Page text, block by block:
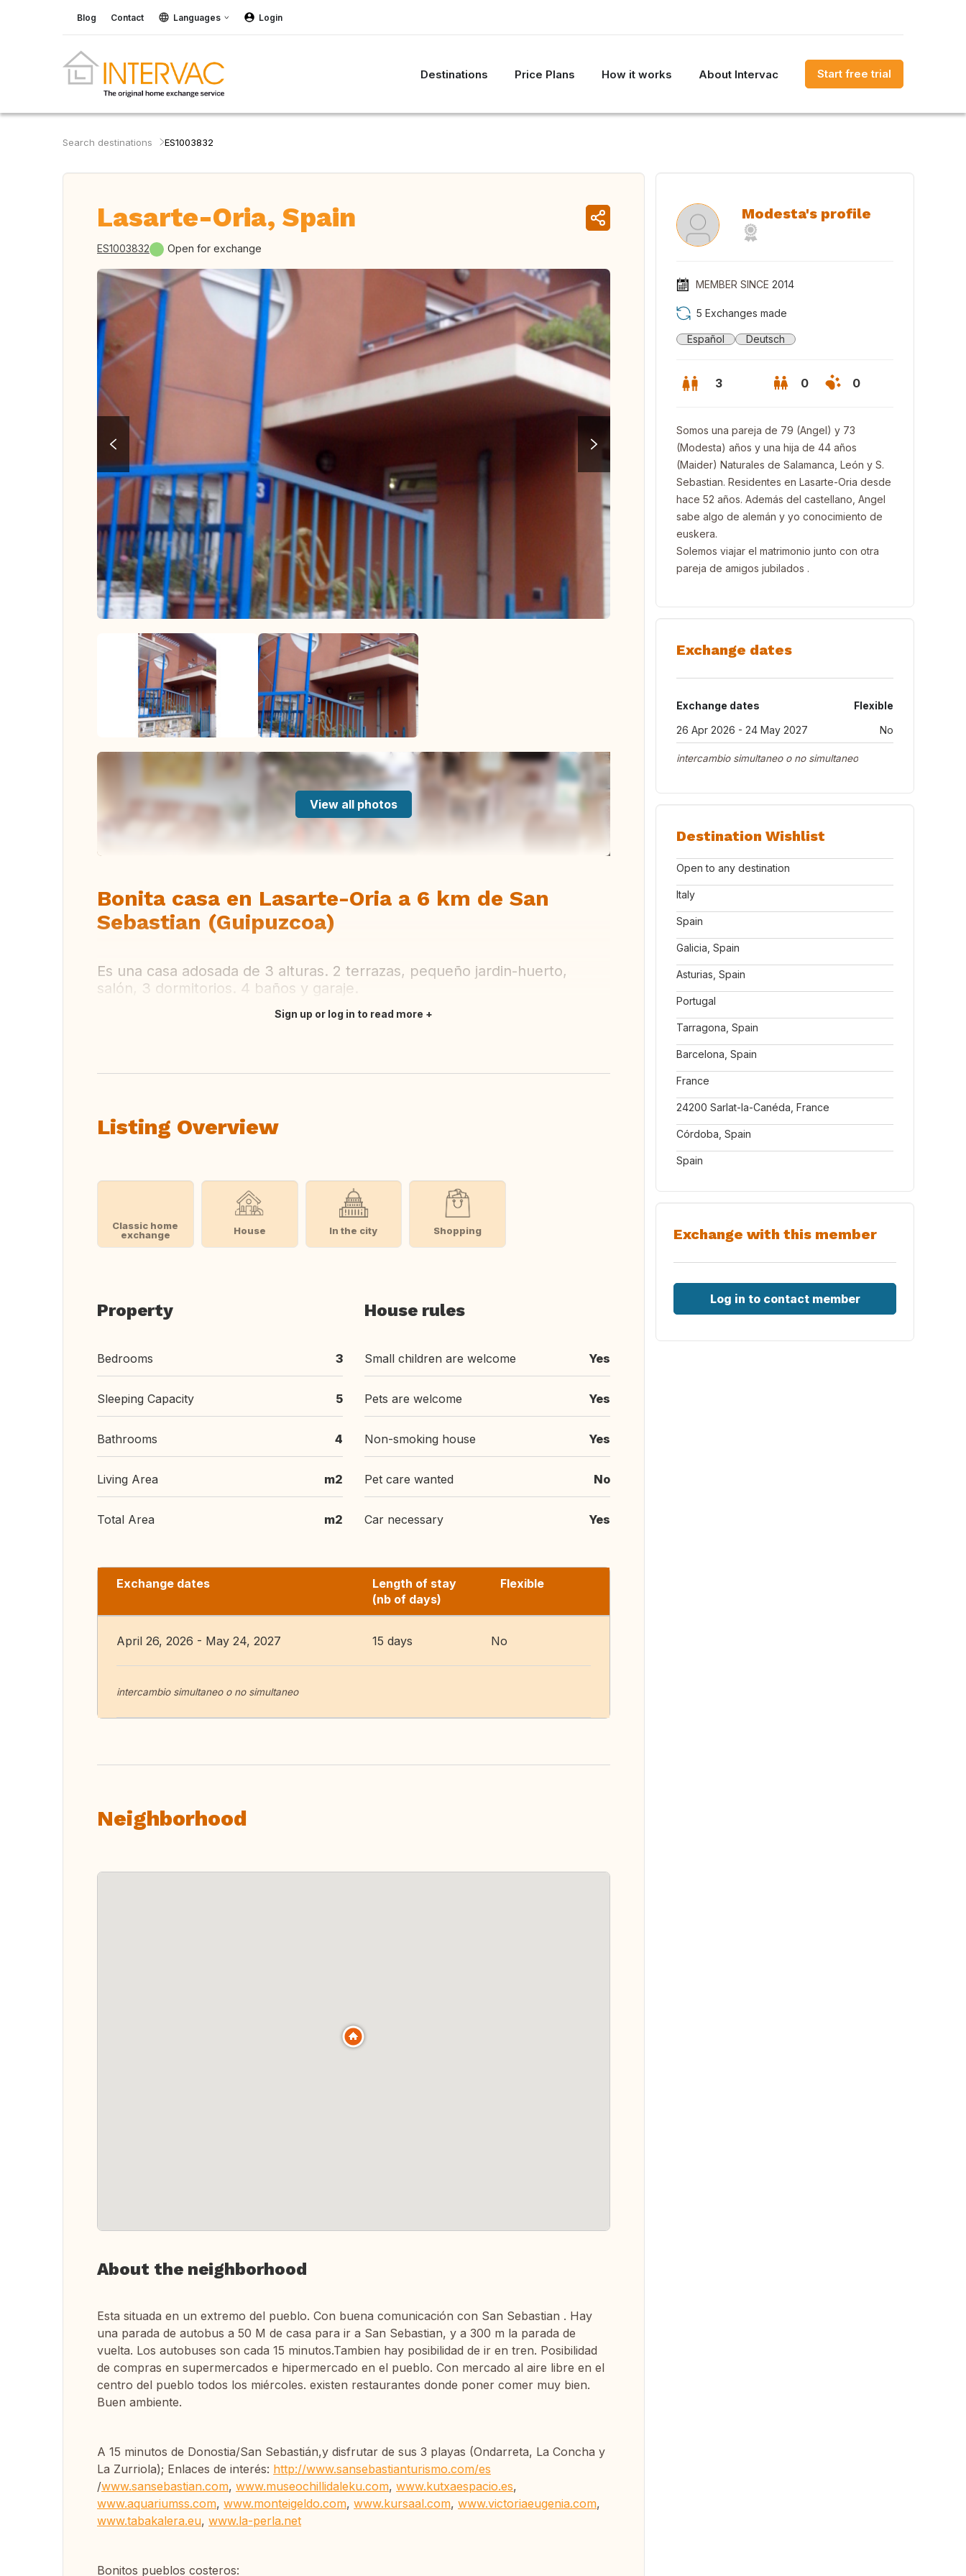
Blog Contact Languages Login
Destinations Price Plans How it works About Intervac Start free trial
Search destinations ES1003832
Lasarte-Oria, Spain
ES1003832 Open for exchange
View all photos
Bonita casa en Lasarte-Oria a 6 km de San
Sebastian (Guipuzcoa)
Es una casa adosada de 3 alturas. 2 terrazas, pequeño jardin-huerto,
salón, 3 dormitorios. 4 baños y garaje.
Sign up or log in to read more
Listing Overview
Classic home
exchange
House In the city Shopping
Property
Bedrooms 3
Sleeping Capacity 5
Bathrooms 4
Living Area m2
Total Area m2
House rules
Small children are welcome Yes
Pets are welcome Yes
Non-smoking house Yes
Pet care wanted No
Car necessary Yes
Exchange dates
Length of stay
(nb of days)
Flexible
April 26, 2026 - May 24, 2027 15 days No
intercambio simultaneo o no simultaneo
Neighborhood
About the neighborhood
Esta situada en un extremo del pueblo. Con buena comunicación con San Sebastian . Hay
una parada de autobus a 50 M de casa para ir a San Sebastian, y a 300 m la parada de
vuelta. Los autobuses son cada 15 minutos.Tambien hay posibilidad de ir en tren. Posibilidad
de compras en supermercados e hipermercado en el pueblo. Con mercado al aire libre en el
centro del pueblo todos los miércoles. existen restaurantes donde poner comer muy bien.
Buen ambiente.
A 15 minutos de Donostia/San Sebastián,y disfrutar de sus 3 playas (Ondarreta, La Concha y
La Zurriola); Enlaces de interés: http://www.sansebastianturismo.com/es
/www.sansebastian.com, www.museochillidaleku.com, www.kutxaespacio.es,
www.aquariumss.com, www.monteigeldo.com, www.kursaal.com, www.victoriaeugenia.com,
www.tabakalera.eu, www.la-perla.net
Bonitos pueblos costeros:
Modesta's profile
MEMBER SINCE 2014
5 Exchanges made
Español Deutsch
3 0 0
Somos una pareja de 79 (Angel) y 73
(Modesta) años y una hija de 44 años
(Maider) Naturales de Salamanca, León y S.
Sebastian. Residentes en Lasarte-Oria desde
hace 52 años. Además del castellano, Angel
sabe algo de alemán y yo conocimiento de
euskera.
Solemos viajar el matrimonio junto con otra
pareja de amigos jubilados .
Exchange dates
Exchange dates
Flexible
26 Apr 2026 - 24 May 2027
No
intercambio simultaneo o no simultaneo
Destination Wishlist
Open to any destination
Italy
Spain
Galicia, Spain
Asturias, Spain
Portugal
Tarragona, Spain
Barcelona, Spain
France
24200 Sarlat-la-Canéda, France
Córdoba, Spain
Spain
Exchange with this member
Log in to contact member